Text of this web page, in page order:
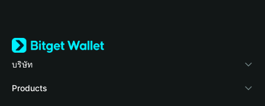
บริษัท
เกี่ยวกับ Bitget Wallet
Products